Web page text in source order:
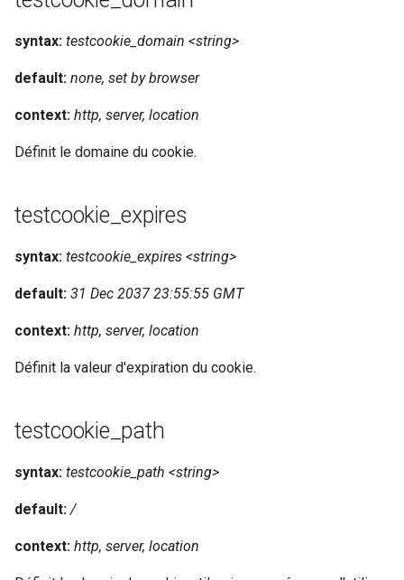
jwt-verification
libr3
limit-rate
lock
macaroons
syntax: testcookie_domain <string>
default: none, set by browser
context: http, server, location
Définit le domaine du cookie.
testcookie_expires
syntax: testcookie_expires <string>
default: 31 Dec 2037 23:55:55 GMT
context: http, server, location
Définit la valeur d'expiration du cookie.
testcookie_path
syntax: testcookie_path <string>
default: /
context: http, server, location